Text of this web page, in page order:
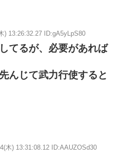
) 13:26:32.27 ID:gA5yLpS80
てるが、必要があれば
んじて武力行使すると
木) 13:31:08.12 ID:AAUZOSd30